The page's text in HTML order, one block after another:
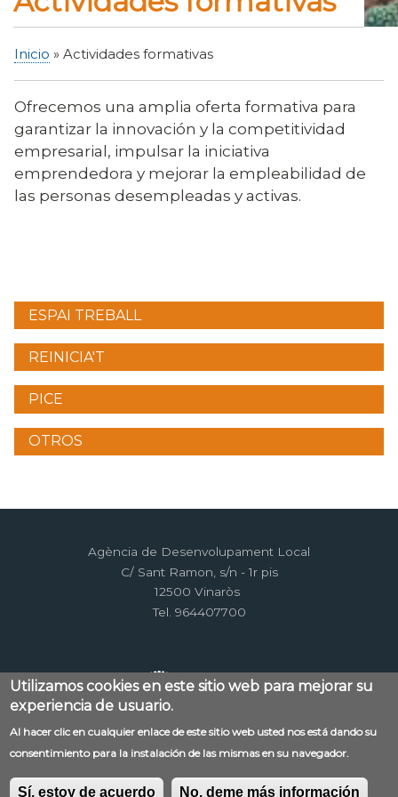
de
ayuda
a
la
navegación
Inicio Actividades formativas
Ofrecemos una amplia oferta formativa para
garantizar la innovación y la competitividad
empresarial, impulsar la iniciativa
emprendedora y mejorar la empleabilidad de
las personas desempleadas y activas.
Menú
lateral
formació
ESPAI TREBALL
REINICIA'T
PICE
OTROS
Agència de Desenvolupament Local
C/ Sant Ramon, s/n - 1r pis
12500 Vinaròs
Tel. 964407700
Menú
al
Contacto Aviso legal
Mapa web
Política de privacidad
RSS
Utilizamos cookies en este sitio web para mejorar su
experiencia de usuario.
Al hacer clic en cualquier enlace de este sitio web usted nos está dando su
consentimiento para la instalación de las mismas en su navegador.
Sí, estoy de acuerdo No, deme más información